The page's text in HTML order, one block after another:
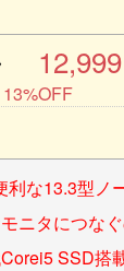
12,999
13%OFF
な13.3型ノ
ニタにつな
SSD搭